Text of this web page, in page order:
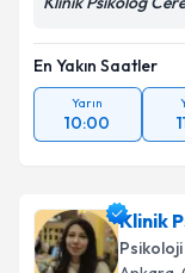
En Yakın Saatler
Yarın
10:00
Klinik
Psikoloji